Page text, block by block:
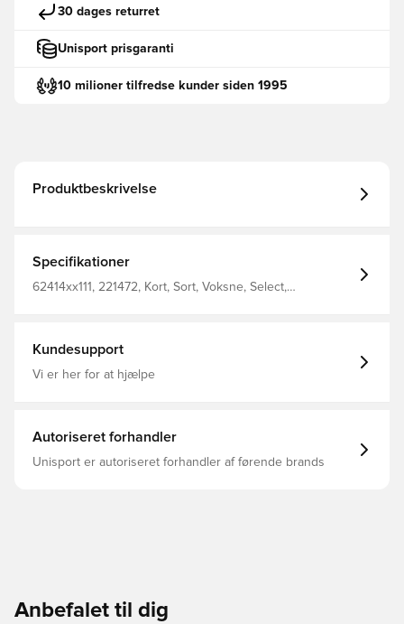
30 dages returret
Unisport prisgaranti
10 milioner tilfredse kunder siden 1995
Produktbeskrivelse
Specifikationer
62414xx111, 221472, Kort, Sort, Voksne, Select,
Kundesupport
Vi er her for at hjælpe
Autoriseret forhandler
Unisport er autoriseret forhandler af førende brands
Anbefalet til dig